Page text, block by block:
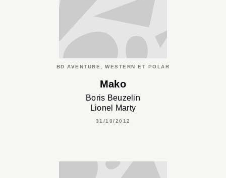
BD AVENTURE, WESTERN ET POLAR
Mako
Boris Beuzelin
Lionel Marty
31/10/2012